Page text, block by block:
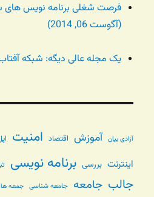
فرصت شغلی برنامه نویس
(آگوست 06, 2014)
یک مجله عالی دیگه: شبکه آفتاب -
آزادی بیان آموزش اقتصاد امنیت
اینترنت بررسی برنامه نویسی
جالب جامعه جامعه شناسی جمعه ها